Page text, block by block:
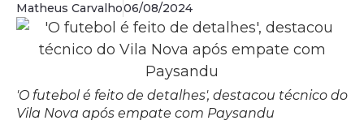
Matheus Carvalho06/08/2024
'O futebol é feito de detalhes', destacou técnico do
Vila Nova após empate com Paysandu